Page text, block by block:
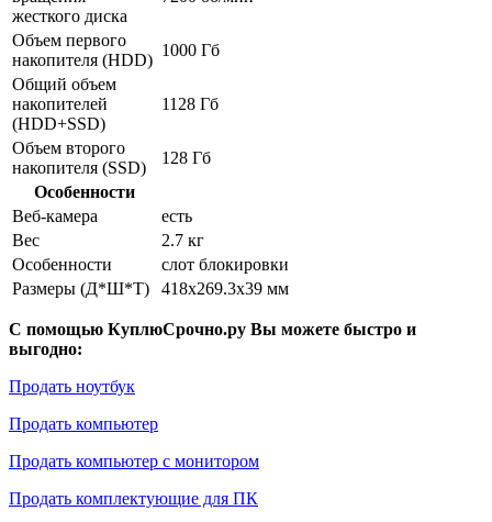
жесткого диска
Объем первого
накопителя (HDD)
1000 Гб
Общий объем
накопителей
(HDD+SSD)
1128 Гб
Объем второго
накопителя (SSD)
128 Гб
Особенности
Веб-камера
есть
Вес
2.7 кг
Особенности
слот блокировки
Размеры (Д*Ш*Т)
418x269.3x39 мм
С помощью КуплюСрочно.ру Вы можете быстро и
выгодно:
Продать ноутбук
Продать компьютер
Продать компьютер с монитором
Продать комплектующие для ПК